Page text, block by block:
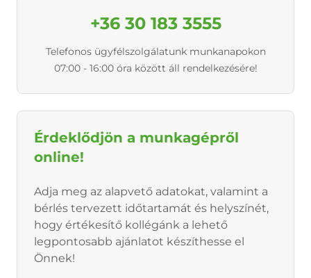
+36 30 183 3555
Telefonos ügyfélszolgálatunk munkanapokon
07:00 - 16:00 óra között áll rendelkezésére!
Érdeklődjön a munkagépről
online!
Adja meg az alapvető adatokat, valamint a
bérlés tervezett időtartamát és helyszínét,
hogy értékesítő kollégánk a lehető
legpontosabb ajánlatot készíthesse el
Önnek!